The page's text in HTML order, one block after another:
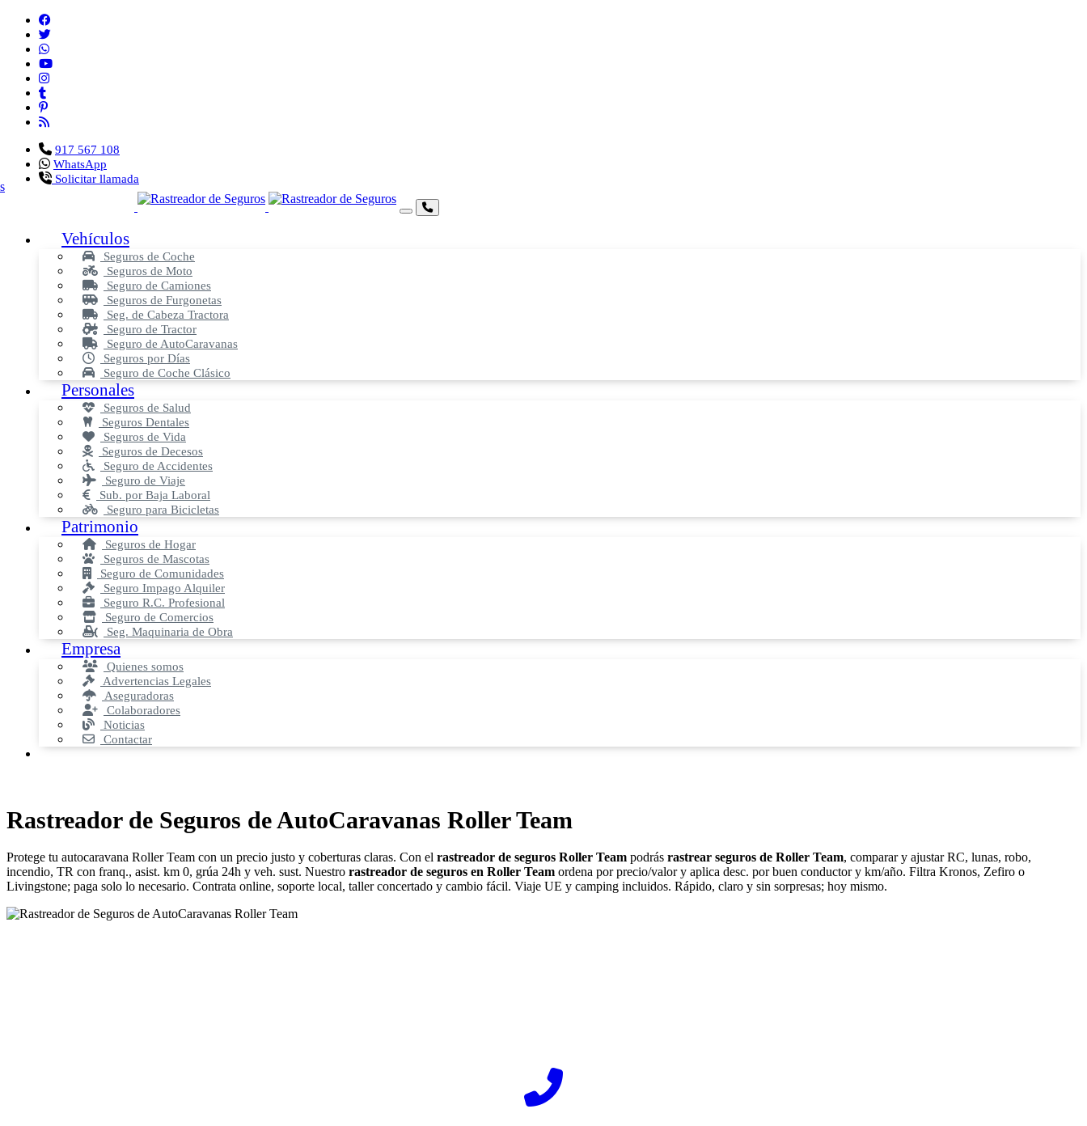
917 567 108
WhatsApp
Solicitar llamada
Vehículos
Seguros de Coche
Seguros de Moto
Seguro de Camiones
Seguros de Furgonetas
Seg. de Cabeza Tractora
Seguro de Tractor
Seguro de AutoCaravanas
Seguros por Días
Seguro de Coche Clásico
Personales
Seguros de Salud
Seguros Dentales
Seguros de Vida
Seguros de Decesos
Seguro de Accidentes
Seguro de Viaje
Sub. por Baja Laboral
Seguro para Bicicletas
Patrimonio
Seguros de Hogar
Seguros de Mascotas
Seguro de Comunidades
Seguro Impago Alquiler
Seguro R.C. Profesional
Seguro de Comercios
Seg. Maquinaria de Obra
Empresa
Quienes somos
Advertencias Legales
Aseguradoras
Colaboradores
Noticias
Contactar
Rastreador de Seguros de AutoCaravanas Roller Team
Protege tu autocaravana Roller Team con un precio justo y coberturas claras. Con el rastreador de seguros Roller Team podrás rastrear seguros de Roller Team, comparar y ajustar RC, lunas, robo,
incendio, TR con franq., asist. km 0, grúa 24h y veh. sust. Nuestro rastreador de seguros en Roller Team ordena por precio/valor y aplica desc. por buen conductor y km/año. Filtra Kronos, Zefiro o
Livingstone; paga solo lo necesario. Contrata online, soporte local, taller concertado y cambio fácil. Viaje UE y camping incluidos. Rápido, claro y sin sorpresas; hoy mismo.